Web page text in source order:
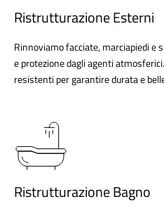
Ristrutturazione Esterni
Rinnoviamo facciate, marciapiedi e
e protezione dagli agenti
resistenti per garantire durata e
Ristrutturazione Bagno